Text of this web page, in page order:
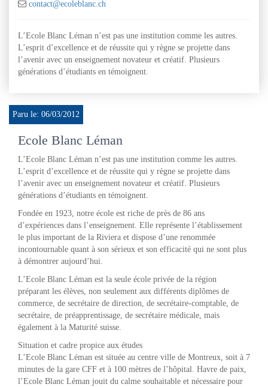
contact@ecoleblanc.ch
L’Ecole Blanc Léman n’est pas une institution comme les autres.
L’esprit d’excellence et de réussite qui y règne se projette dans
l’avenir avec un enseignement novateur et créatif. Plusieurs
générations d’étudiants en témoignent.
Paru le: 06/03/2012
Ecole Blanc Léman
L’Ecole Blanc Léman n’est pas une institution comme les autres.
L’esprit d’excellence et de réussite qui y règne se projette dans
l’avenir avec un enseignement novateur et créatif. Plusieurs
générations d’étudiants en témoignent.
Fondée en 1923, notre école est riche de près de 86 ans
d’expériences dans l’enseignement. Elle représente l’établissement
le plus important de la Riviera et dispose d’une renommée
incontournable quant à son sérieux et son efficacité qui ne sont plus
à démontrer aujourd’hui.
L’Ecole Blanc Léman est la seule école privée de la région
préparant les élèves, non seulement aux différents diplômes de
commerce, de secrétaire de direction, de secrétaire-comptable, de
secrétaire, de préapprentissage, de secrétaire médicale, mais
également à la Maturité suisse.
Situation et cadre propice aux études
L’Ecole Blanc Léman est située au centre ville de Montreux, soit à 7
minutes de la gare CFF et à 100 mètres de l’hôpital. Havre de paix,
l’Ecole Blanc Léman jouit du calme souhaitable et nécessaire pour